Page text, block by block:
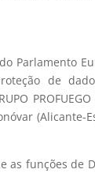
Parlamento
de
PROFUEGO
(Alicante-
as funções de